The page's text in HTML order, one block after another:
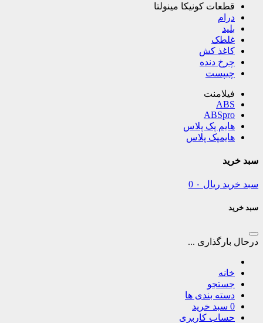
قطعات کونیکا مینولتا
درام
بلید
غلطک
کاغذ کش
چرخ دنده
چیپست
فیلامنت
ABS
ABSpro
هایم پک پلاس
هایمپک پلاس
سبد خرید
سبد خرید ریال 0
سبد خرید
درحال بارگذاری ...
خانه
جستجو
دسته بندی ها
0 سبد خرید
حساب کاربری